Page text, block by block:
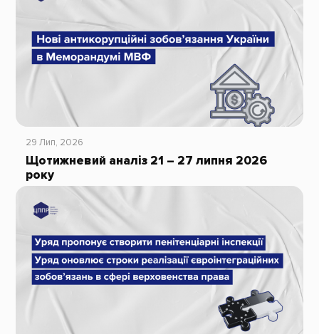
29 Лип, 2026
Щотижневий аналіз 21 – 27 липня 2026
року